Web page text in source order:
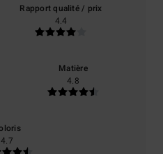
Rapport qualité / prix
4.4
Matière
4.8
4.7